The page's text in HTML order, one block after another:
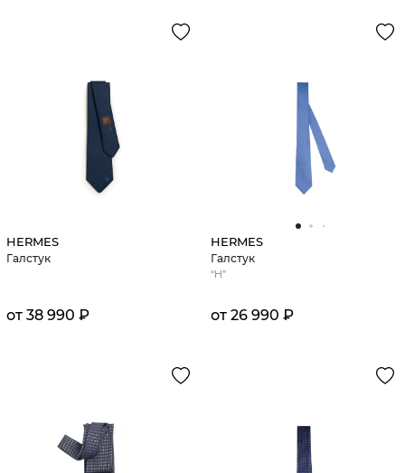
HERMES
Галстук
от 38 990 ₽
HERMES
Галстук
“H”
от 26 990 ₽